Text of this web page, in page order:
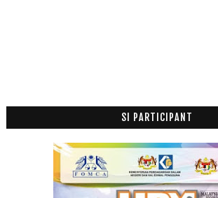
Sakit Hati Bila Anak Buat Sepah
Pak cik Henset sudah dapat duit dia semula
Bila Kucing Tersepit
Burger Port Lepak
Peraduan Jemputan Malam Gala Langit Cinta
SI PARTICIPANT